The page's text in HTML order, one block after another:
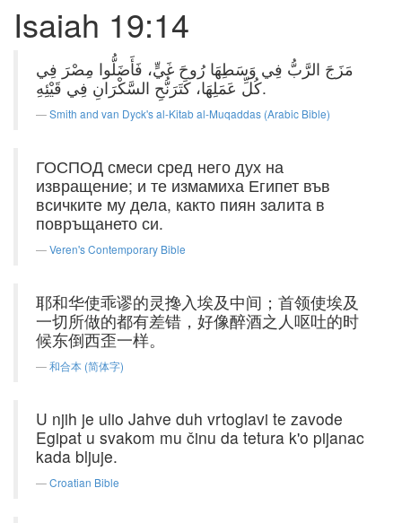
Isaiah 19:14
مَزَجَ الرَّبُّ فِي وَسَطِهَا رُوحَ غَيٍّ، فَأَضَلُّوا مِصْرَ فِي
كُلِّ عَمَلِهَا، كَتَرَنُّحِ السَّكْرَانِ فِي قَيْئِهِ.
Smith and van Dyck's al-Kitab al-Muqaddas (Arabic Bible)
ГОСПОД смеси сред него дух на
извращение; и те измамиха Египет във
всичките му дела, както пиян залита в
повръщането си.
Veren's Contemporary Bible
耶和华使乖谬的灵搀入埃及中间；首领使埃及
一切所做的都有差错，好像醉酒之人呕吐的时
候东倒西歪一样。
和合本 (简体字)
U njih je ulio Jahve duh vrtoglavi te zavode
Egipat u svakom mu činu da tetura k'o pijanac
kada bljuje.
Croatian Bible